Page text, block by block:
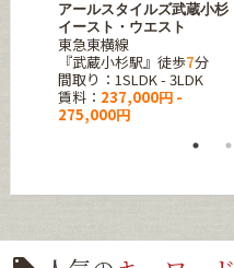
アールスタイルズ武蔵小杉
イースト・ウエスト
東急東横線
『武蔵小杉駅』徒歩7分
間取り：1SLDK - 3LDK
賃料： 237,000円 -
275,000円